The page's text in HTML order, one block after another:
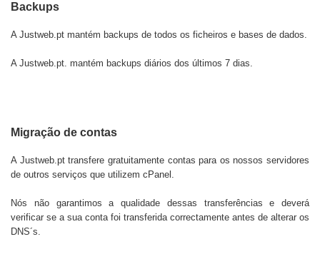
Backups
A Justweb.pt mantém backups de todos os ficheiros e bases de dados.
A Justweb.pt. mantém backups diários dos últimos 7 dias.
Migração de contas
A Justweb.pttransfere gratuitamente contas para os nossos servidores
de outros serviços que utilizem cPanel.
Nós não garantimos a qualidade dessas transferências e deverá
verificar se a sua conta foi transferida correctamente antes de alterar os
DNS´s.